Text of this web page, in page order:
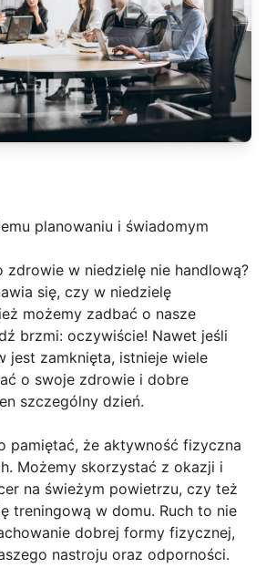
planowaniu i świadomym
zdrowie w niedzielę nie handlową?
się, czy w niedzielę
możemy zadbać o nasze
brzmi: oczywiście! Nawet jeśli
jest zamknięta, istnieje wiele
o swoje zdrowie i dobre
szczególny dzień.
pamiętać, że aktywność fizyczna
Możemy skorzystać z okazji i
na świeżym powietrzu, czy też
treningową w domu. Ruch to nie
dobrej formy fizycznej,
nastroju oraz odporności.